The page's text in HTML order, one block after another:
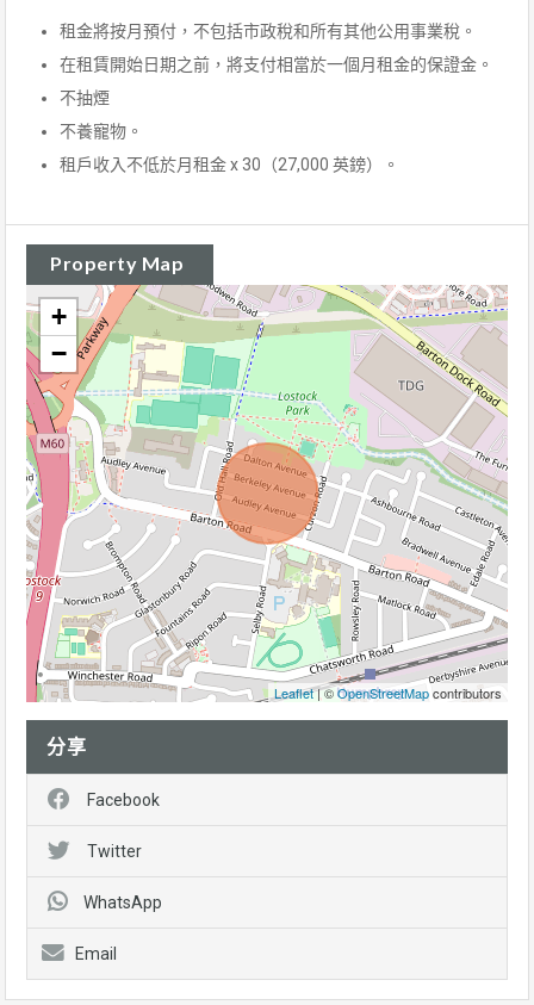
租金將按月預付，不包括市政稅和所有其他公用事業稅。
在租賃開始日期之前，將支付相當於一個月租金的保證金。
不抽煙
不養寵物。
租戶收入不低於月租金 x 30（27,000 英鎊）。
Property Map
+
−
Leaflet| ©OpenStreetMapcontributors
分享
Facebook
Twitter
WhatsApp
Email